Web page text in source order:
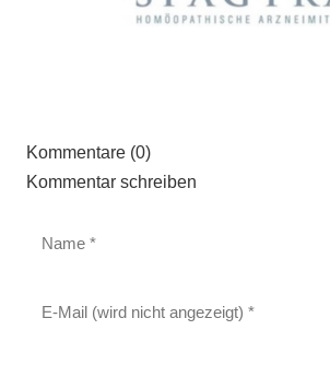
Kommentare (0)
Kommentar schreiben